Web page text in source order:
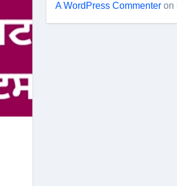
A WordPress Commenter on